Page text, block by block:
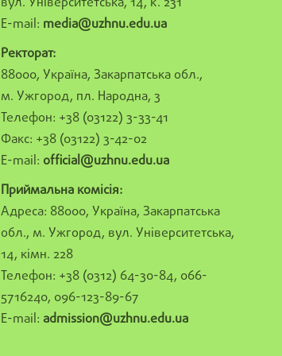
E-mail: media@uzhnu.edu.ua
Ректорат:
88000, Україна, Закарпатська обл.,
м. Ужгород, пл. Народна, 3
Телефон: +38 (03122) 3-33-41
Факс: +38 (03122) 3-42-02
E-mail: official@uzhnu.edu.ua
Приймальна комісія:
Адреса: 88000, Україна, Закарпатська
обл., м. Ужгород, вул. Університетська,
14, кімн. 228
Телефон: +38 (0312) 64-30-84, 066-
5716240, 096-123-89-67
E-mail: admission@uzhnu.edu.ua